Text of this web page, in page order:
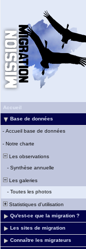
Accueil
Base de données
- Accueil base de données
- Notre charte
Les observations
- Synthèse annuelle
Les galeries
- Toutes les photos
Statistiques d'utilisation
Qu'est-ce que la migration ?
Les sites de migration
Connaître les migrateurs